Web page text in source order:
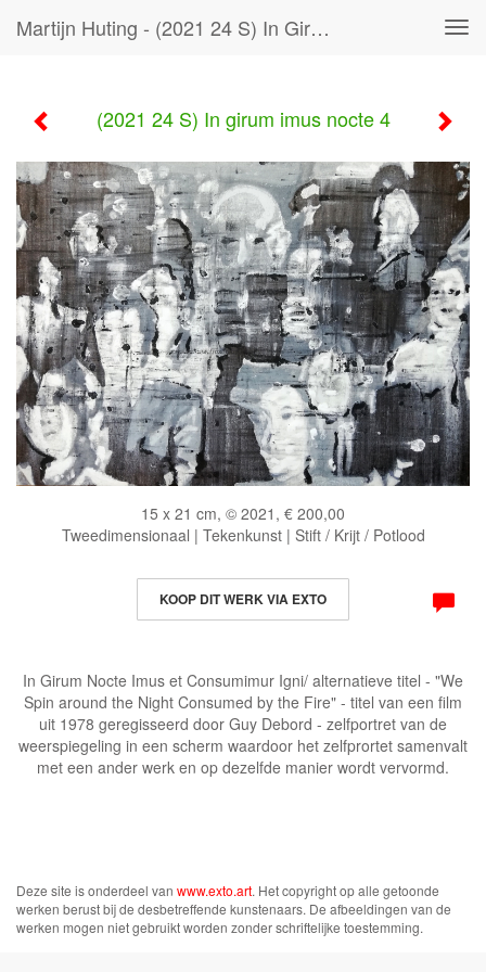
Martijn Huting - (2021 24 S) In Girum Imus Nocte 4
(2021 24 S) In girum imus nocte 4
15 x 21 cm, © 2021, € 200,00
Tweedimensionaal | Tekenkunst | Stift / Krijt / Potlood
KOOP DIT WERK VIA EXTO
In Girum Nocte Imus et Consumimur Igni/ alternatieve titel - "We
Spin around the Night Consumed by the Fire" - titel van een film
uit 1978 geregisseerd door Guy Debord - zelfportret van de
weerspiegeling in een scherm waardoor het zelfprortet samenvalt
met een ander werk en op dezelfde manier wordt vervormd.
Deze site is onderdeel van www.exto.art. Het copyright op alle getoonde
werken berust bij de desbetreffende kunstenaars. De afbeeldingen van de
werken mogen niet gebruikt worden zonder schriftelijke toestemming.